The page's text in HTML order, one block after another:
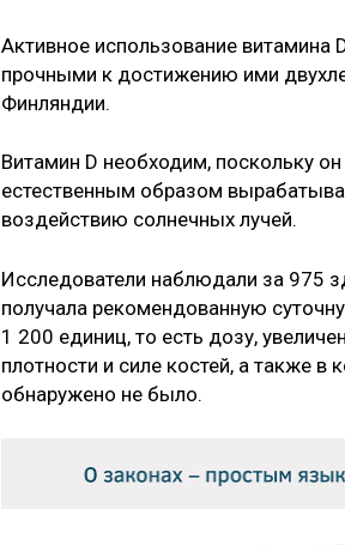
Активное использование
прочными к достижению ими
Финляндии.
Витамин D необходим, поскольку
естественным образом
воздействию солнечных лучей.
Исследователи наблюдали за 975
получала рекомендованную
1 200 единиц, то есть дозу,
плотности и силе костей, а также
обнаружено не было.